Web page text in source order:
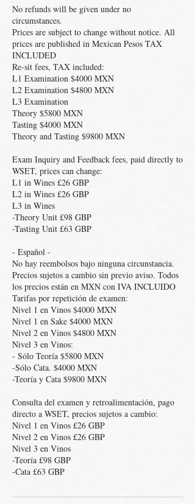
No refunds will be given under no
circumstances.
Prices are subject to change without notice. All
prices are published in Mexican Pesos TAX
INCLUDED
Re-sit fees, TAX included:
L1 Examination $4000 MXN
L2 Examination $4800 MXN
L3 Examination
Theory $5800 MXN
Tasting $4000 MXN
Theory and Tasting $9800 MXN
Exam Inquiry and Feedback fees, paid directly to
WSET, prices can change:
L1 in Wines £26 GBP
L2 in Wines £26 GBP
L3 in Wines
-Theory Unit £98 GBP
-Tasting Unit £63 GBP
- Español -
No hay reembolsos bajo ninguna circunstancia.
Precios sujetos a cambio sin previo aviso. Todos
los precios están en MXN con IVA INCLUIDO
Tarifas por repetición de examen:
Nivel 1 en Vinos $4000 MXN
Nivel 1 en Sake $4000 MXN
Nivel 2 en Vinos $4800 MXN
Nivel 3 en Vinos:
- Sólo Teoría $5800 MXN
-Sólo Cata. $4000 MXN
-Teoría y Cata $9800 MXN
Consulta del examen y retroalimentación, pago
directo a WSET, precios sujetos a cambio:
Nivel 1 en Vinos £26 GBP
Nivel 2 en Vinos £26 GBP
Nivel 3 en Vinos
-Teoría £98 GBP